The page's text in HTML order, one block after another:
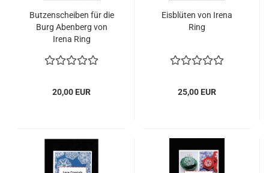
Butzenscheiben für die
Burg Abenberg von
Irena Ring
20,00 EUR
Eisblüten von Irena
Ring
25,00 EUR